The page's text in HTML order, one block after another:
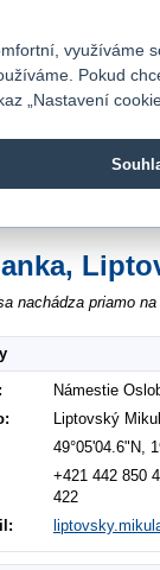
Fio banka
nachádza priamo
Námestie
Liptovský
49°05'04.6"N,
+421 442 850
422
využíváme
Pokud
„Nastavení